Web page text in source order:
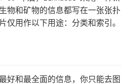
物和矿物的信息都写在一张张扑
仅用作以下用途：分类和索引。
好和最全面的信息，你只能去图